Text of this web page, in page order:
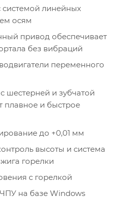
линейных
осям
привод обеспечивает
без вибраций
переменного
шестерней и зубчатой
плавное и быстрое
до +0,01 мм
высоты и система
горелки
с горелкой
на базе Windows